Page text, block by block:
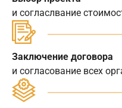
и согласлвание
Заключение договора
и согласование всех